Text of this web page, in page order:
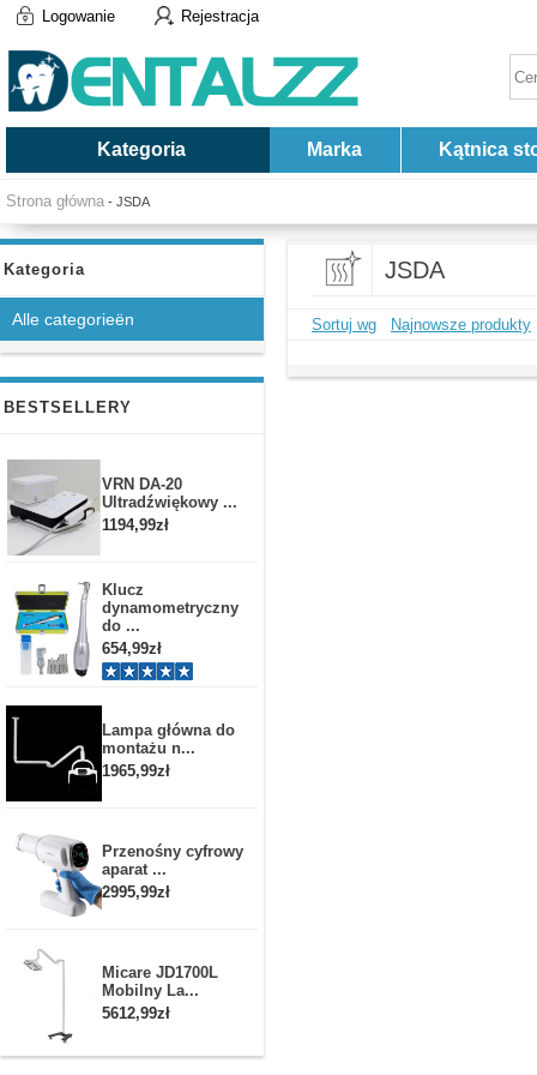
Logowanie Rejestracja
Kategoria Marka Kątnica
Strona główna - JSDA
Kategoria
Alle categorieën
BESTSELLERY
VRN DA-20
Ultradźwiękowy ...
1194,99zł
Klucz
dynamometryczny
do ...
654,99zł
Lampa główna do
montażu n...
1965,99zł
Przenośny cyfrowy
aparat ...
2995,99zł
Micare JD1700L
Mobilny La...
5612,99zł
JSDA
Sortuj wg Najnowsze produkty